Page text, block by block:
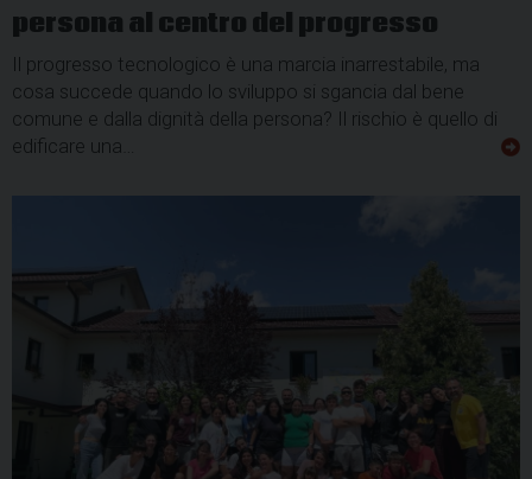
persona al centro del progresso
Il progresso tecnologico è una marcia inarrestabile, ma
cosa succede quando lo sviluppo si sgancia dal bene
comune e dalla dignità della persona? Il rischio è quello di
edificare una…